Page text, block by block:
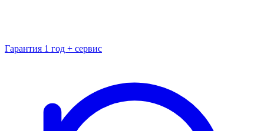
Гарантия 1 год + сервис